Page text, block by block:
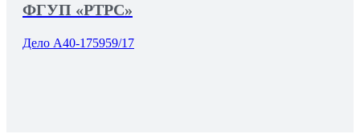
ФГУП «РТРС»
Дело А40-175959/17